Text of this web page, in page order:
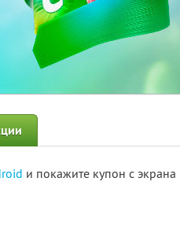
и покажите купон с экрана